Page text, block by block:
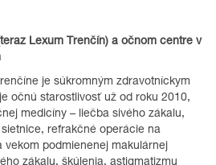
Lexum Trenčín) a očnom centre v
je súkromným zdravotníckym
očnú starostlivosť už od roku 2010,
medicíny – liečba sivého zákalu,
refrakčné operácie na
podmienenej makulárnej